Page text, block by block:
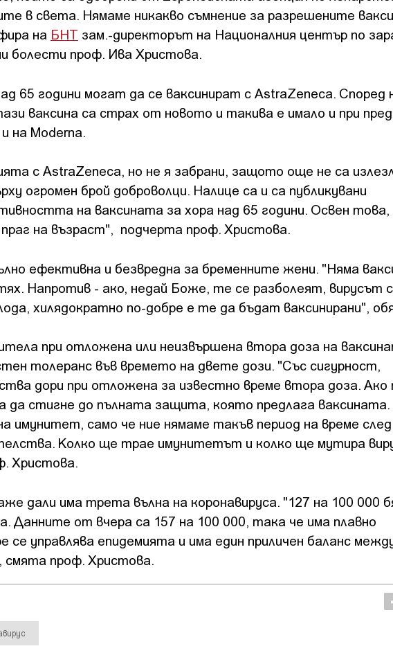
в света. Нямаме никакво съмнение за разрешените
на БНТ зам.-директорът на Националния център по
болести проф. Ива Христова.
65 години могат да се ваксинират с AstraZeneca. Според
ваксина са страх от новото и такива е имало и при
на Moderna.
с AstraZeneca, но не я забрани, защото още не са
огромен брой доброволци. Налице са и са публикувани
на ваксината за хора над 65 години. Освен
на възраст", подчерта проф. Христова.
ефективна и безвредна за бременните жени. "Няма
Напротив - ако, недай Боже, те се разболеят, вирусът
хилядократно по-добре е те да бъдат ваксинирани",
при отложена или неизвършена втора доза на
толеранс във времето на двете дози. "Със сигурност,
дори при отложена за известно време втора доза. Ако
да стигне до пълната защита, която предлага ваксината.
имунитет, само че ние нямаме такъв период на време след
Колко ще трае имунитетът и колко ще мутира
Христова.
дали има трета вълна на коронавируса. "127 на 100 000
Данните от вчера са 157 на 100 000, така че има плавно
се управлява епидемията и има един приличен баланс
проф. Христова.